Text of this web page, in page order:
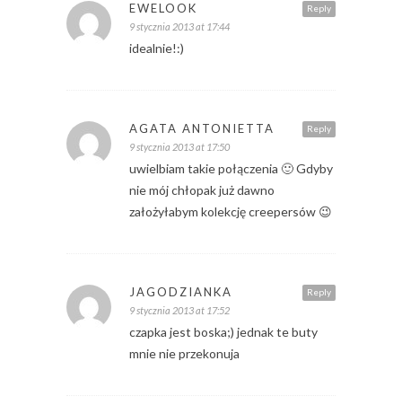
Reply
EWELOOK
9 stycznia 2013 at 17:44
idealnie!:)
Reply
AGATA ANTONIETTA
9 stycznia 2013 at 17:50
uwielbiam takie połączenia 🙂 Gdyby
nie mój chłopak już dawno
założyłabym kolekcję creepersów 😉
Reply
JAGODZIANKA
9 stycznia 2013 at 17:52
czapka jest boska;) jednak te buty
mnie nie przekonuja